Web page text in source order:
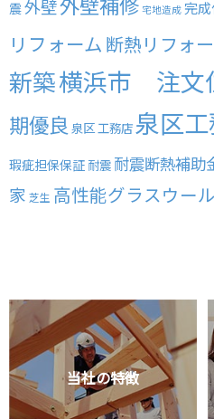
震外壁 宅地造成 完
リフォーム 断熱リフォ
新築横浜市 注文
期優良 泉区 工務店泉区
瑕疵担保保証 耐震 耐震断熱補助
家 芝生 高性能グラスウール
当社の特徴